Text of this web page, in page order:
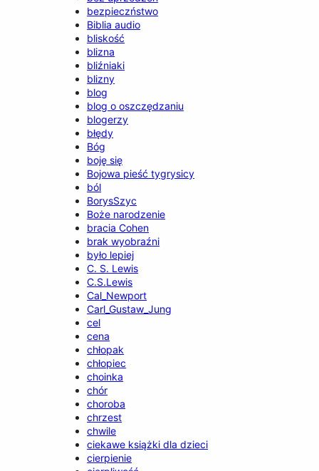
bezpieczństwo
Biblia audio
bliskość
blizna
bliźniaki
blizny
blog
blog o oszczędzaniu
blogerzy
błędy
Bóg
boję się
Bojowa pieść tygrysicy
ból
BorysSzyc
Boże narodzenie
bracia Cohen
brak wyobraźni
było lepiej
C. S. Lewis
C.S.Lewis
Cal_Newport
Carl_Gustaw_Jung
cel
cena
chłopak
chłopiec
choinka
chór
choroba
chrzest
chwile
ciekawe książki dla dzieci
cierpienie